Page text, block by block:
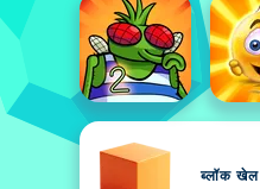
ब्लॉक खेल